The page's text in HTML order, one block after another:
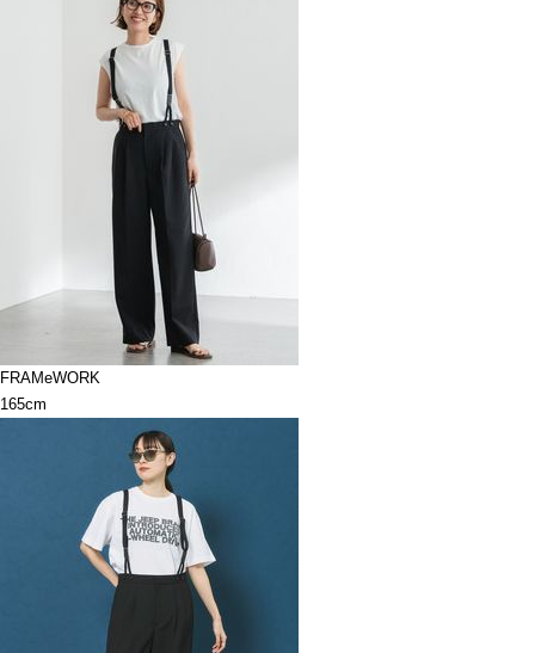
FRAMeWORK
165cm